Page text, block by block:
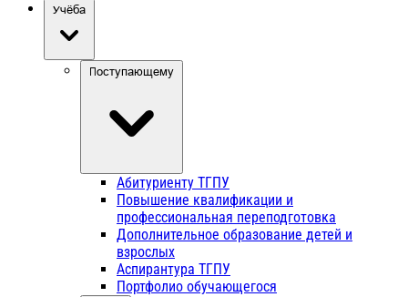
Учёба
Поступающему
Абитуриенту ТГПУ
Повышение квалификации и
профессиональная переподготовка
Дополнительное образование детей и
взрослых
Аспирантура ТГПУ
Портфолио обучающегося